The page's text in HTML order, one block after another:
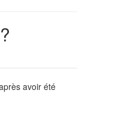
avoir été